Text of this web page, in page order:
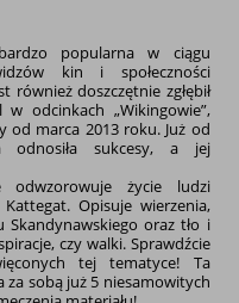
popularna w ciągu
kin i społeczności
doszczętnie zgłębił
odcinkach „Wikingowie”,
marca 2013 roku. Już od
odnosiła sukcesy, a jej
odwzorowuje życie ludzi
Opisuje wierzenia,
oraz tło i
czy walki. Sprawdźcie
tej tematyce! Ta
sobą już 5 niesamowitych